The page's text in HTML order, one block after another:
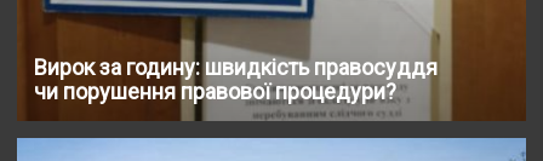
Вирок за годину: швидкість правосуддя
чи порушення правової процедури?